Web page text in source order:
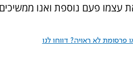
עצמו פעם נוספת ואנו
לא ראויה? דווחו לנו